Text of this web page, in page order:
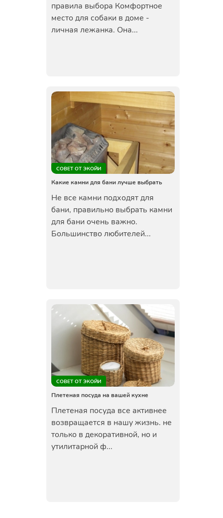
правила выбора Комфортное
место для собаки в доме -
личная лежанка. Она...
СОВЕТ ОТ ЭКОЙИ
Какие камни для бани лучше выбрать
Не все камни подходят для
бани, правильно выбрать камни
для бани очень важно.
Большинство любителей...
СОВЕТ ОТ ЭКОЙИ
Плетеная посуда на вашей кухне
Плетеная посуда все активнее
возвращается в нашу жизнь. не
только в декоративной, но и
утилитарной ф...